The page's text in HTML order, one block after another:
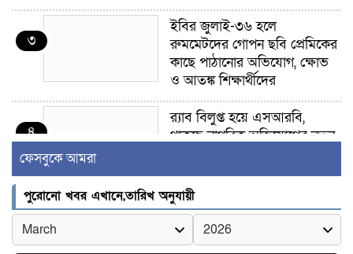
৩
ইবির জুলাই-৩৬ হলে
রুমমেটদের গোপন ছবি প্রেমিকের
কাছে পাঠানোর অভিযোগ, ক্ষোভ
ও আতঙ্ক শিক্ষার্থীদের
৪
র‍্যাব বিলুপ্ত হয়ে এসআরবি,
থাকছে নাগরিক অভিযোগের নতুন
৫
খোকসায় বিএনপি নেতা নাফিজ
আহমেদ রাজুর ওপর সশস্ত্র হামলা,
গুরুতর আহত
ফেসবুকে আমরা
পুরোনো খবর এখানে,তারিখ অনুযায়ী